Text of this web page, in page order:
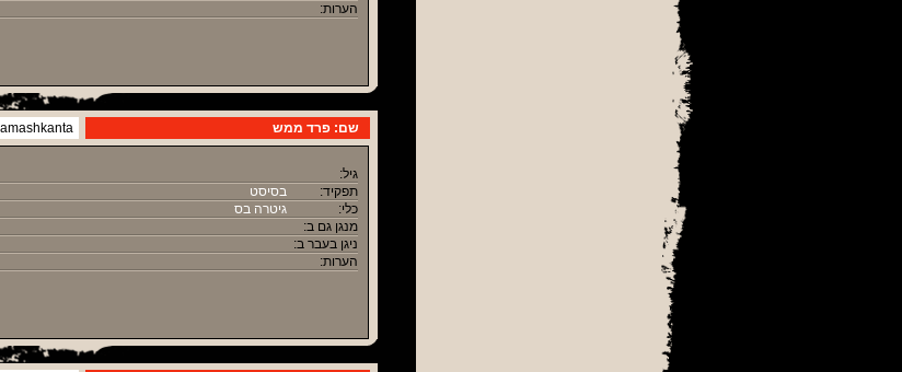
הערות:
שם: פרד ממש
גיל:
בסיסט
תפקיד:
גיטרה בס
כלי:
מנגן גם ב:
ניגן בעבר ב:
הערות: